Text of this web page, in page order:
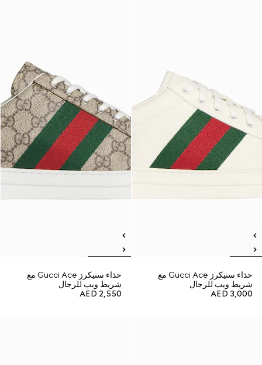
حذاء سنيكرز Gucci Ace مع
شريط ويب للرجال
AED 3,000
حذاء سنيكرز Gucci Ace مع
شريط ويب للرجال
AED 2,550